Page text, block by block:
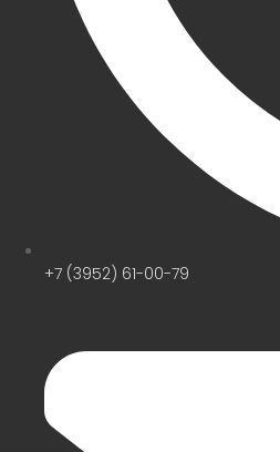
+7 (3952) 61-00-79